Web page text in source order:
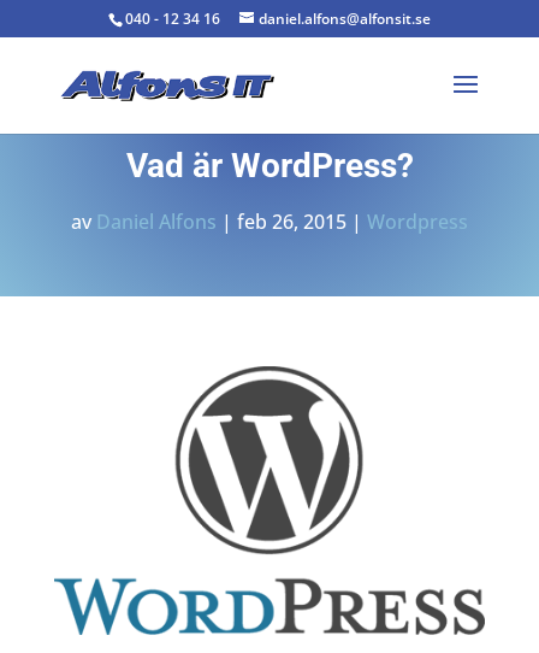
040 - 12 34 16 daniel.alfons@alfonsit.se
Vad är WordPress?
av Daniel Alfons | feb 26, 2015 | Wordpress